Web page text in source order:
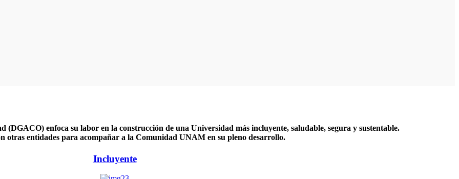
(DGACO) enfoca su labor en la construcción de una Universidad más incluyente, saludable, segura y sustentable.
otras entidades para acompañar a la Comunidad UNAM en su pleno desarrollo.
Incluyente